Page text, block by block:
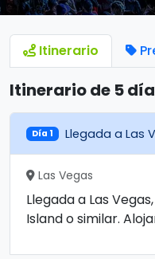
Itinerario
Itinerario de 5
Día 1 Llegada a Las
Las Vegas
Llegada a Las
Island o similar.